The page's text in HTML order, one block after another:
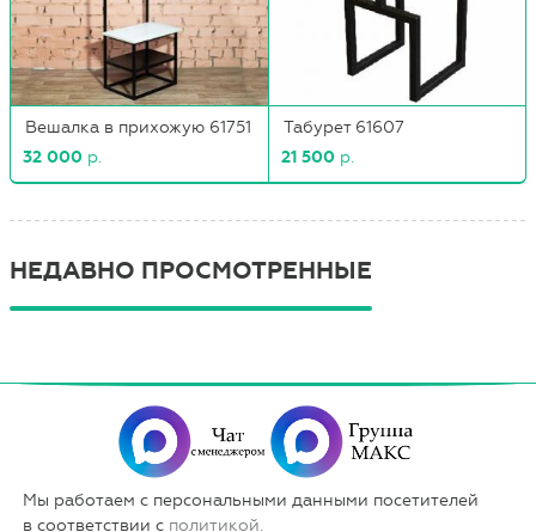
Вешалка в прихожую 61751
32 000 р.
Табурет 61607
21 500 р.
НЕДАВНО ПРОСМОТРЕННЫЕ
Мы работаем с персональными данными посетителей
в соответствии с политикой.